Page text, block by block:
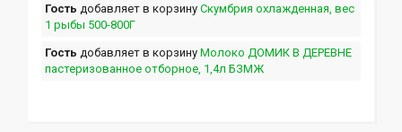
Гость добавляет в корзину Скумбрия охлажденная, вес
1 рыбы 500-800Г
Гость добавляет в корзину Молоко ДОМИК В ДЕРЕВНЕ
пастеризованное отборное, 1,4л БЗМЖ